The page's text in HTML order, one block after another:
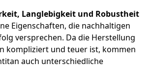
Langlebigkeit und Robustheit
Eigenschaften, die nachhaltigen
versprechen. Da die Herstellung
kompliziert und teuer ist, kommen
auch unterschiedliche